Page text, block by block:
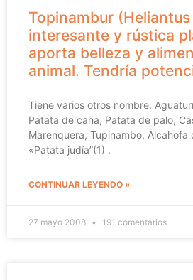
Topinambur
interesante y rústica
aporta belleza y
animal. Tendría
Tiene varios otros nombre:
Patata de caña, Patata de palo,
Marenquera, Tupinambo, Alcahofa
«Patata judía”(1) .
CONTINUAR LEYENDO »
27 mayo 2008 191 comentarios